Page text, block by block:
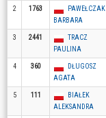
2 1763
PAWEŁCZAK
BARBARA
3 2441
TRACZ
PAULINA
4 360
DŁUGOSZ
AGATA
5 111
BIAŁEK
ALEKSANDRA